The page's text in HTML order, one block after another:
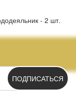
- 2 шт.
ПОДПИСАТЬСЯ